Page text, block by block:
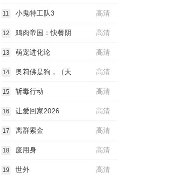
高清
11 小鬼特工队3
高清
12 鸡肉帝国：快餐阴
高清
13 萌宠进化论
高清
14 奥莉佛是狗，（天
高清
15 斩毒行动
高清
16 让爱回家2026
高清
17 离群索金
高清
18 废用身
高清
19 世外